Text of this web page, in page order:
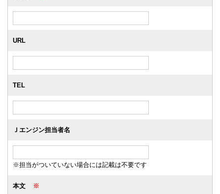
URL
TEL
Ｊエンジン担当者名
※担当がついていない場合には記載は不要です
本文 ※